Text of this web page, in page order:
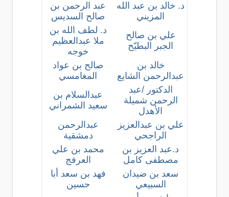
د. خالد بن عبد الله
المزيني
عبد الرحمن بن
صالح السديس
علي بن صالح
الجبر البطيّح
د. لطف الله بن
ملا عبدالعظيم
خوجه
خالد بن
عبدالرحمن الشايع
صالح بن عواد
المغامسي
الدكتور /عبد
الرحمن شميلة
الأهدل
عبدالسلام بن
سعيد الشمراني
علي بن عبدالعزيز
الراجحي
عبدالرحمن
دمشقية
د.عبد العزيز بن
مصطفى كامل
محمد بن علي
العرفج
سعد بن ضيدان
السبيعي
فهد بن سعد أبا
حسين